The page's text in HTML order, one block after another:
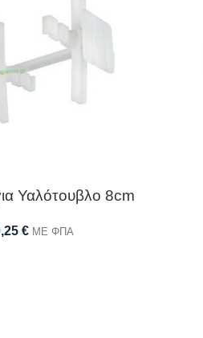
Υαλότουβλο 8cm
€ ΜΕ ΦΠΑ